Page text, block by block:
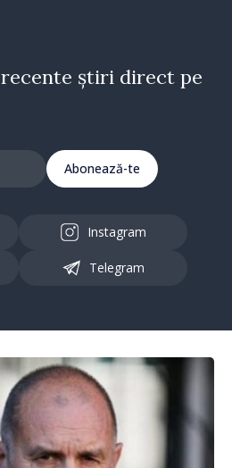
știri direct pe
Abonează-te
Instagram
Telegram